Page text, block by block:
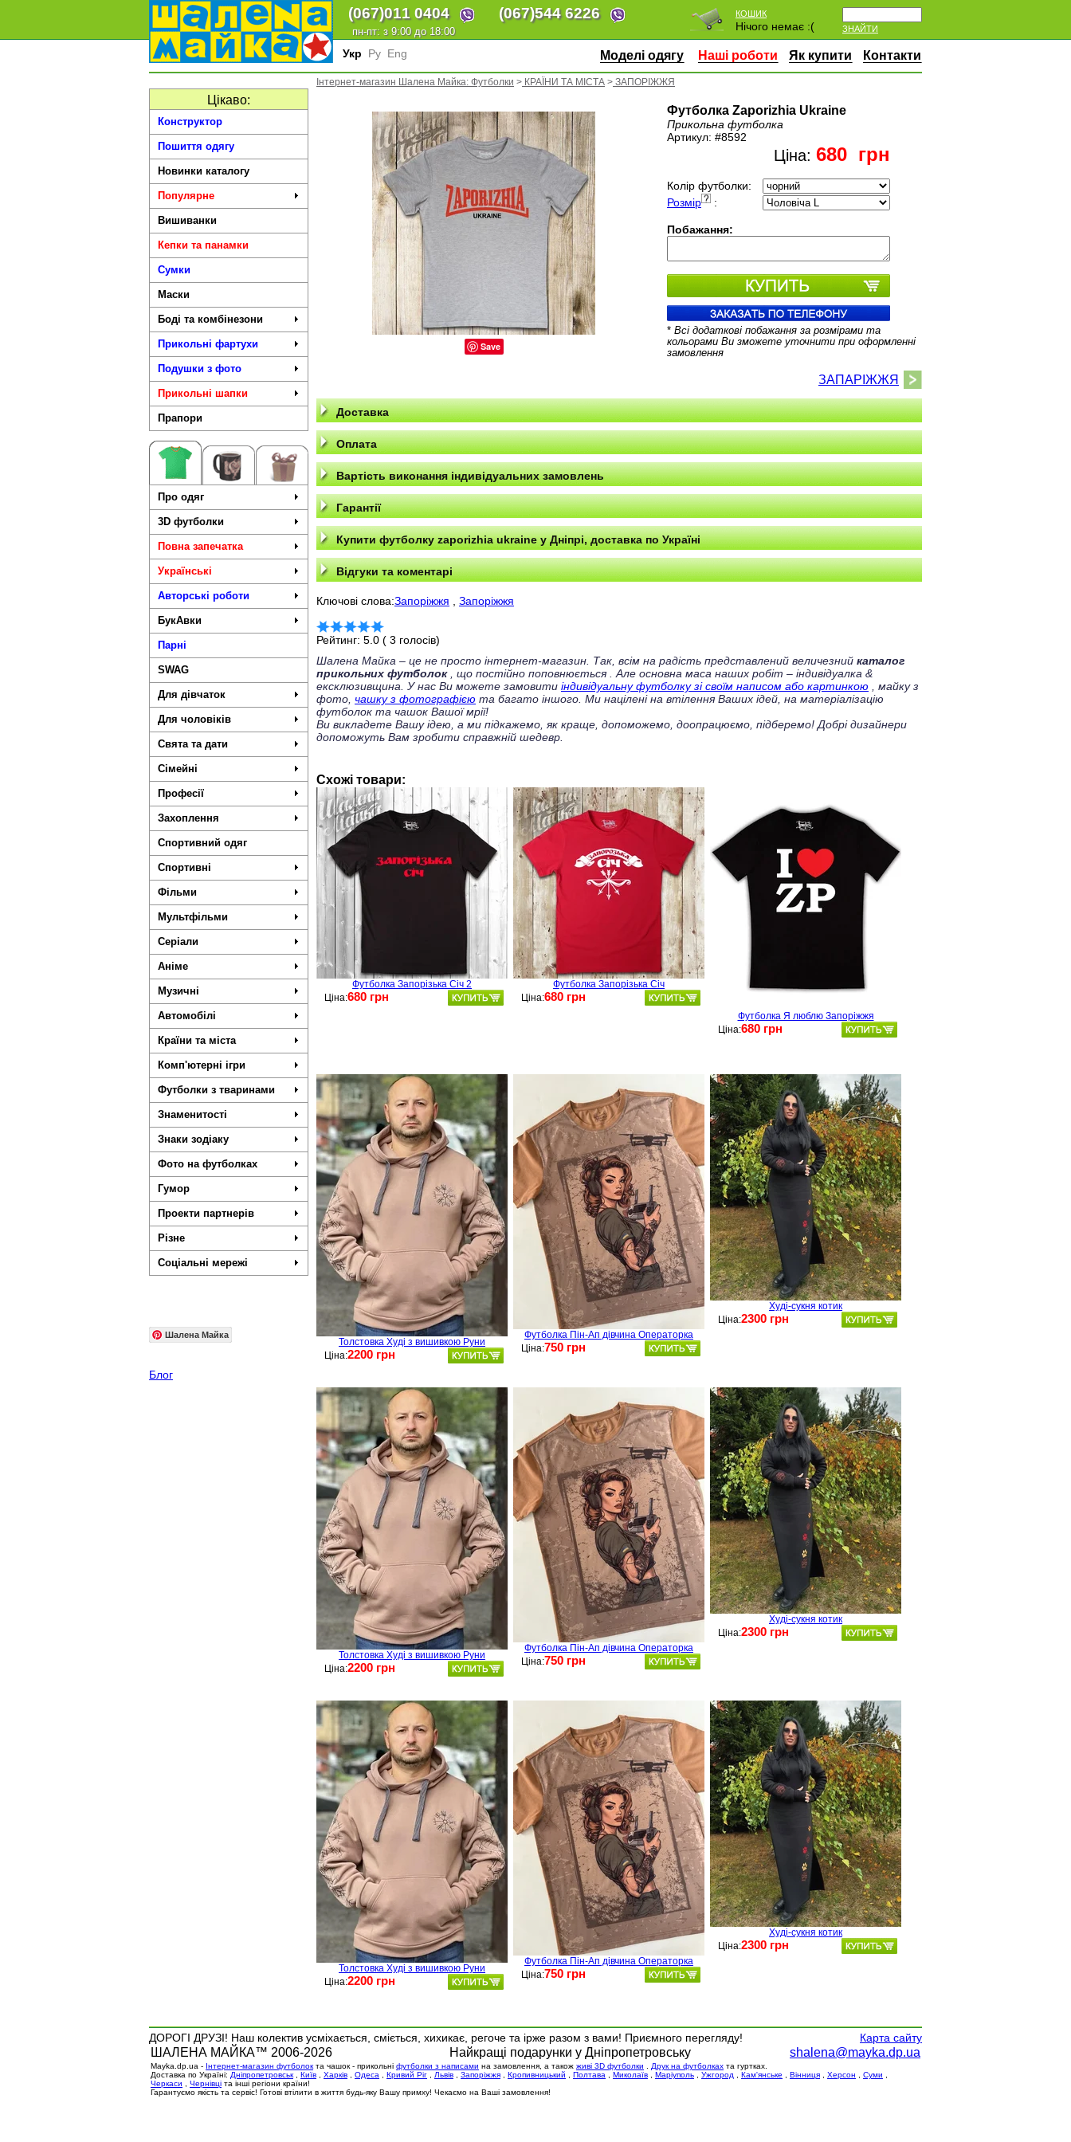
(067)011 0404 (067)544 6226
пн-пт: з 9:00 до 18:00 ЗНАЙТИ
КОШИК
Нічого немає :(
Укр Ру Eng Моделі одягу Наші роботи Як купити Контакти
Цікаво:
Конструктор
Пошиття одягу
Новинки каталогу
Популярне
Вишиванки
Кепки та панамки
Сумки
Маски
Боді та комбінезони
Прикольні фартухи
Подушки з фото
Прикольні шапки
Прапори
Про одяг
3D футболки
Повна запечатка
Українські
Авторські роботи
БукАвки
Парні
SWAG
Для дівчаток
Для чоловіків
Свята та дати
Сімейні
Професії
Захоплення
Спортивний одяг
Спортивні
Фільми
Мультфільми
Серіали
Аніме
Музичні
Автомобілі
Країни та міста
Комп'ютерні ігри
Футболки з тваринами
Знаменитості
Знаки зодіаку
Фото на футболках
Гумор
Проекти партнерів
Різне
Соціальні мережі
Шалена Майка
Блог
Інтернет-магазин Шалена Майка: Футболки > КРАЇНИ ТА МІСТА > ЗАПОРІЖЖЯ
Save
Футболка Zaporizhia Ukraine
Прикольна футболка
Артикул: #8592
Ціна: 680 грн
Колір футболки:
Розмір
:
Побажання:
* Всі додаткові побажання за розмірами та
кольорами Ви зможете уточнити при оформленні
замовлення
ЗАПАРІЖЖЯ
Доставка
Оплата
Вартість виконання індивідуальних замовлень
Гарантії
Купити футболку zaporizhia ukraine у ​​Дніпрі, доставка по Україні
Відгуки та коментарі
Ключові слова:Запоріжжя Запоріжжя
Рейтинг: 5.0 ( 3 голосів)
Шалена Майка – це не просто інтернет-магазин. Так, всім на радість представлений величезний каталог
прикольних футболок, що постійно поповнюється
. Але основна маса наших робіт – індивідуалка &
ексклюзивщина. У нас Ви можете замовити індивідуальну футболку зі своїм написом або картинкою , майку з
фото, чашку з фотографією та багато іншого. Ми націлені на втілення Ваших ідей, на матеріалізацію
футболок та чашок Вашої мрії!
Ви викладете Вашу ідею, а ми підкажемо, як краще, допоможемо, доопрацюємо, підберемо! Добрі дизайнери
допоможуть Вам зробити справжній шедевр.
Схожі товари:
Футболка Запорізька Січ 2
Ціна:680 грн
Футболка Запорізька Січ
Ціна:680 грн
Футболка Я люблю Запоріжжя
Ціна:680 грн
Толстовка Худі з вишивкою Руни
Ціна:2200 грн
Футболка Пін-Ап дівчина Операторка
Ціна:750 грн
Худі-сукня котик
Ціна:2300 грн
Толстовка Худі з вишивкою Руни
Ціна:2200 грн
Футболка Пін-Ап дівчина Операторка
Ціна:750 грн
Худі-сукня котик
Ціна:2300 грн
Толстовка Худі з вишивкою Руни
Ціна:2200 грн
Футболка Пін-Ап дівчина Операторка
Ціна:750 грн
Худі-сукня котик
Ціна:2300 грн
Карта сайту
ДОРОГІ ДРУЗІ! Наш колектив усміхається, сміється, хихикає, регоче та ірже разом з вами! Приємного перегляду!
ШАЛЕНА МАЙКА™ 2006-2026 Найкращі подарунки у Дніпропетровську shalena@mayka.dp.ua
Mayka.dp.ua - Інтернет-магазин футболок та чашок - прикольні футболки з написами на замовлення, а також живі 3D футболки Друк на футболках та гуртках.
Доставка по Україні: Дніпропетровськ Київ Харків Одеса Кривий Ріг Львів Запоріжжя Кропивницький Полтава Миколаїв Маріуполь Ужгород Кам'янське Вінниця Херсон Суми
Черкаси
Чернівці та інші регіони країни!
Гарантуємо якість та сервіс! Готові втілити в життя будь-яку Вашу примху! Чекаємо на Ваші замовлення!